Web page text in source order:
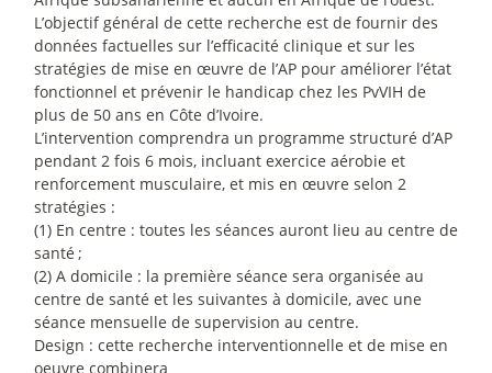
L’objectif général de cette recherche est de fournir des
données factuelles sur l’efficacité clinique et sur les
stratégies de mise en œuvre de l’AP pour améliorer l’état
fonctionnel et prévenir le handicap chez les PvVIH de
plus de 50 ans en Côte d’Ivoire.
L’intervention comprendra un programme structuré d’AP
pendant 2 fois 6 mois, incluant exercice aérobie et
renforcement musculaire, et mis en œuvre selon 2
stratégies :
(1) En centre : toutes les séances auront lieu au centre de
santé ;
(2) A domicile : la première séance sera organisée au
centre de santé et les suivantes à domicile, avec une
séance mensuelle de supervision au centre.
Design : cette recherche interventionnelle et de mise en
oeuvre combinera